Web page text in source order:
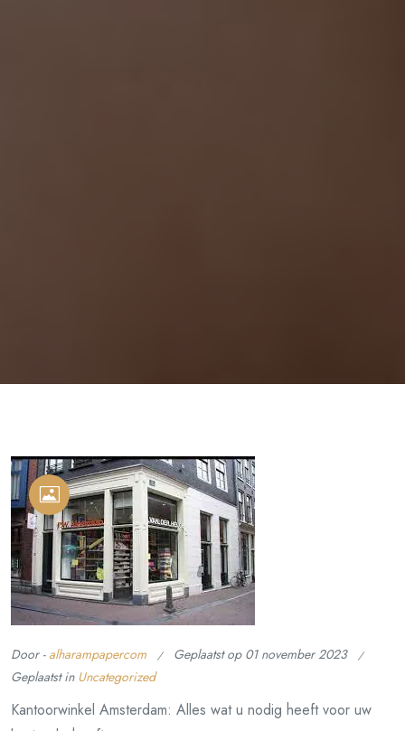
Door - alharampapercom Geplaatst op 01 november 2023
Geplaatst in Uncategorized
Kantoorwinkel Amsterdam: Alles wat u nodig heeft voor uw